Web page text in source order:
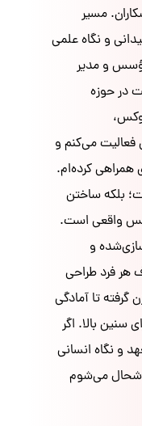
مسیر
و نگاه علمی
و مدیر
در حوزه
می‌کنم و
همراهی کرده‌ام.
بلکه ساختن
واقعی است.
و
فرد طراحی
تا آمادگی
سنین بالا. اگر
و نگاه انسانی
می‌شوم